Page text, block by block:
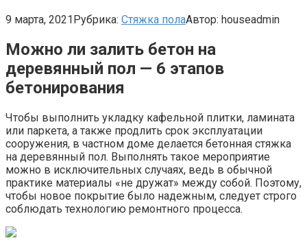
9 марта, 2021Рубрика: Стяжка полаАвтор: houseadmin
Можно ли залить бетон на
деревянный пол — 6 этапов
бетонирования
Чтобы выполнить укладку кафельной плитки, ламината
или паркета, а также продлить срок эксплуатации
сооружения, в частном доме делается бетонная стяжка
на деревянный пол. Выполнять такое мероприятие
можно в исключительных случаях, ведь в обычной
практике материалы «не дружат» между собой. Поэтому,
чтобы новое покрытие было надежным, следует строго
соблюдать технологию ремонтного процесса.